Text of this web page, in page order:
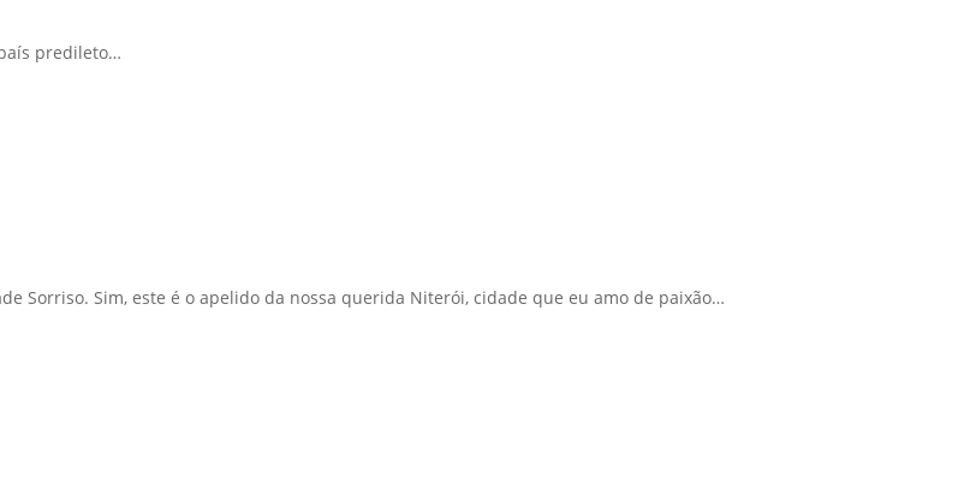
predileto…
Sorriso. Sim, este é o apelido da nossa querida Niterói, cidade que eu amo de paixão…